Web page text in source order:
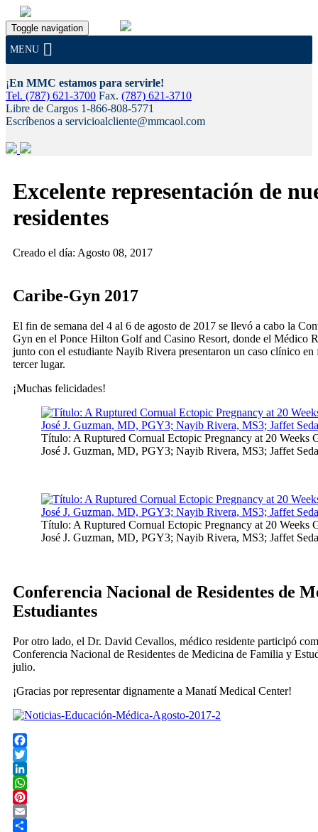
Toggle navigation
MENU
¡En MMC estamos para servirle!
Tel. (787) 621-3700 Fax. (787) 621-3710
Libre de Cargos 1-866-808-5771
Escríbenos a servicioalcliente@mmcaol.com
content
Excelente representación de
residentes
Creado el día: Agosto 08, 2017
Caribe-Gyn 2017
El fin de semana del 4 al 6 de agosto de 2017 se llevó a cabo la
Gyn en el Ponce Hilton Golf and Casino Resort, donde el Médico
junto con el estudiante Nayib Rivera presentaron un caso clínico
tercer lugar.
¡Muchas felicidades!
Título: A Ruptured Cornual Ectopic Pregnancy at 20 Weeks
José J. Guzman, MD, PGY3; Nayib Rivera, MS3; Jaffet
Título: A Ruptured Cornual Ectopic Pregnancy at 20 Weeks
José J. Guzman, MD, PGY3; Nayib Rivera, MS3; Jaffet
Conferencia Nacional de Residentes de
Estudiantes
Por otro lado, el Dr. David Cevallos, médico residente participó
Conferencia Nacional de Residentes de Medicina de Familia y
julio.
¡Gracias por representar dignamente a Manatí Medical Center!
Facebook
Twitter
LinkedIn
WhatsApp
Pinterest
Email